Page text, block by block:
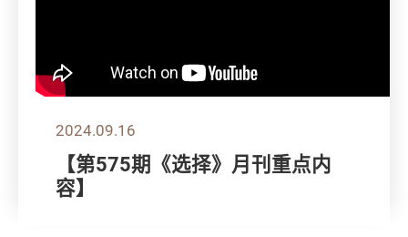
2024.09.16
【第575期《选择》月刊重点内
容】